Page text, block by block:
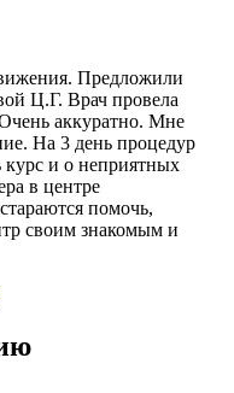
Предложили
Ц.Г. Врач провела
аккуратно. Мне
На 3 день процедур
курс и о неприятных
в центре
помочь,
своим знакомым и